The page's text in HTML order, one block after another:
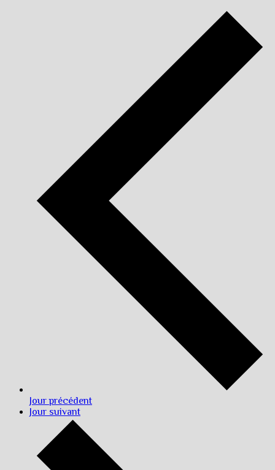
Jour précédent
Jour suivant